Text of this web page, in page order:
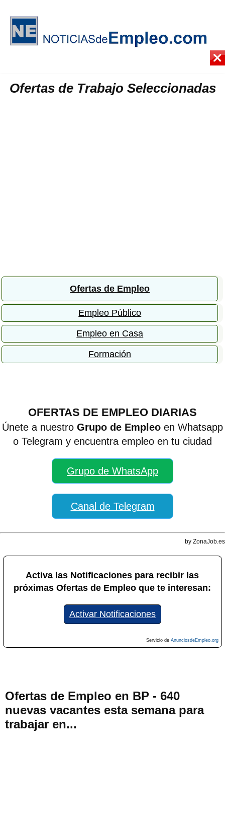
Ofertas de Trabajo Seleccionadas
Ofertas de Empleo
Empleo Público
Empleo en Casa
Formación
OFERTAS DE EMPLEO DIARIAS
Únete a nuestro Grupo de Empleo en Whatsapp
o Telegram y encuentra empleo en tu ciudad
Grupo de WhatsApp
Canal de Telegram
by ZonaJob.es
Activa las Notificaciones para recibir las
próximas Ofertas de Empleo que te interesan:
Activar Notificaciones
Servicio de AnunciosdeEmpleo.org
Ofertas de Empleo en BP - 640
nuevas vacantes esta semana para
trabajar en...